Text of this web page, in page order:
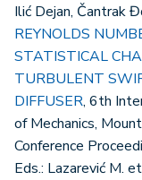
Ilić Dejan, Čantrak
REYNOLDS
STATISTICAL
TURBULENT
DIFFUSER, 6th
of Mechanics,
Conference
Eds.: Lazarević M.